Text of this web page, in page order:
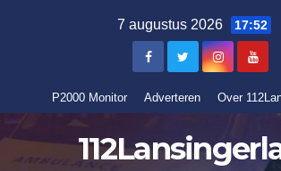
7 augustus 2026 17:52
P2000 Monitor Adverteren Over